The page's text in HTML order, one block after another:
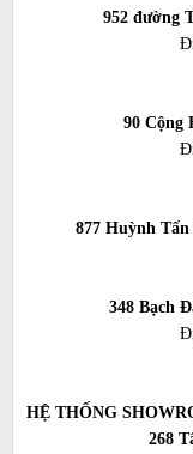
952 đường
90 Cộng
877 Huỳnh
348 Bạch
HỆ THỐNG
268